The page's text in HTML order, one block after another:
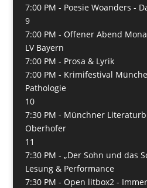
7:00 PM - Poesie Woanders -
9
7:00 PM - Offener Abend
LV Bayern
7:00 PM - Prosa & Lyrik
7:00 PM - Krimifestival
Pathologie
10
7:30 PM - Münchner
Oberhofer
11
7:30 PM - „Der Sohn und das
Lesung & Performance
7:30 PM - Open litbox2 -